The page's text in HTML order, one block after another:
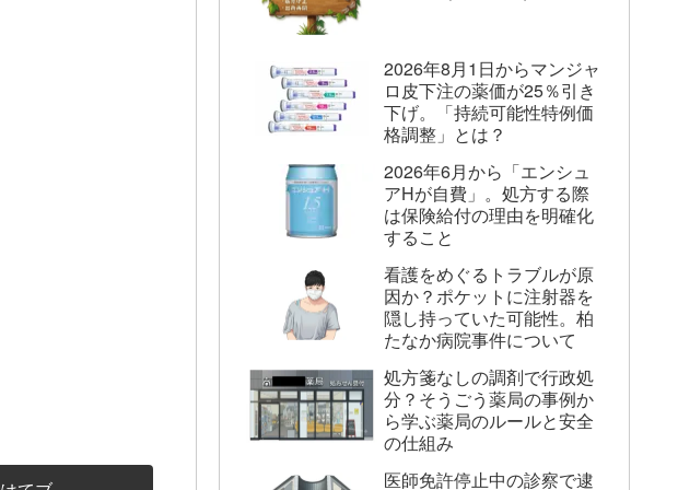
2026年8月1日からマンジャ
ロ皮下注の薬価が25％引き
下げ。「持続可能性特例価
格調整」とは？
2026年6月から「エンシュ
アHが自費」。処方する際
は保険給付の理由を明確化
すること
看護をめぐるトラブルが原
因か？ポケットに注射器を
隠し持っていた可能性。柏
たなか病院事件について
処方箋なしの調剤で行政処
分？そうごう薬局の事例か
ら学ぶ薬局のルールと安全
の仕組み
医師免許停止中の診察で逮